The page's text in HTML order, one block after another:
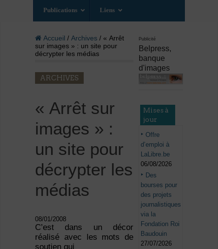
Publications Liens
Accueil / Archives/ « Arrêt
sur images » : un site pour
décrypter les médias
ARCHIVES
« Arrêt sur
images » :
un site pour
décrypter les
médias
08/01/2008
C’est dans un décor
réalisé avec les mots de
soutien qui
Publicité
Belpress,
banque
d'images
Mises à
jour
Offre
d’emploi à
LaLibre.be
06/08/2026
Des
bourses pour
des projets
journalistiques
via la
Fondation Roi
Baudouin
27/07/2026